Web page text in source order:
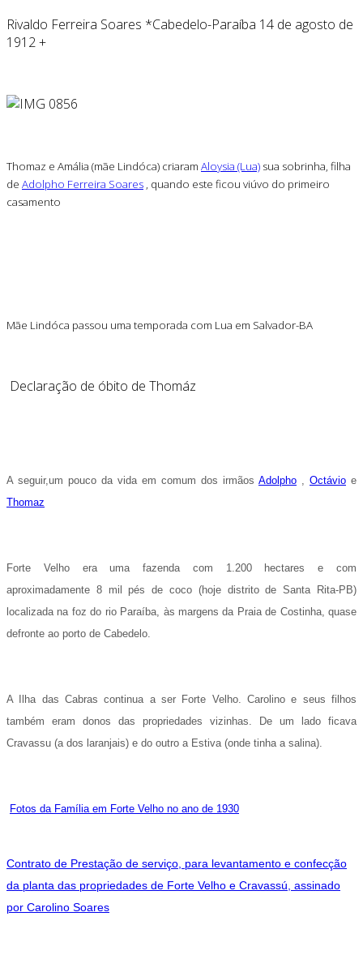
Rivaldo Ferreira Soares *Cabedelo-Paraíba 14 de agosto de
1912 +
Thomaz e Amália (mãe Lindóca) criaram Aloysia (Lua) sua sobrinha, filha
de Adolpho Ferreira Soares , quando este ficou viúvo do primeiro
casamento
Mãe Lindóca passou uma temporada com Lua em Salvador-BA
Declaração de óbito de Thomáz
A seguir,um pouco da vida em comum dos irmãos Adolpho , Octávio e
Thomaz
Forte Velho era uma fazenda com 1.200 hectares e com
aproximadamente 8 mil pés de coco (hoje distrito de Santa Rita-PB)
localizada na foz do rio Paraíba, às margens da Praia de Costinha, quase
defronte ao porto de Cabedelo.
A Ilha das Cabras continua a ser Forte Velho. Carolino e seus filhos
também eram donos das propriedades vizinhas.
De um lado ficava
Cravassu (a dos laranjais) e do outro a Estiva (onde tinha a salina).
Fotos da Família em Forte Velho no ano de 1930
Contrato de Prestação de serviço, para levantamento e confecção
da planta das propriedades de Forte Velho e Cravassú, assinado
por Carolino Soares